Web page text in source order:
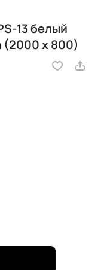
13 белый
(2000 х 800)